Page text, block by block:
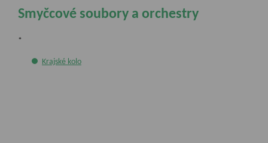
Smyčcové soubory a orchestry
*
Krajské kolo